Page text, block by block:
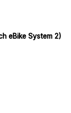
eBike System 2)